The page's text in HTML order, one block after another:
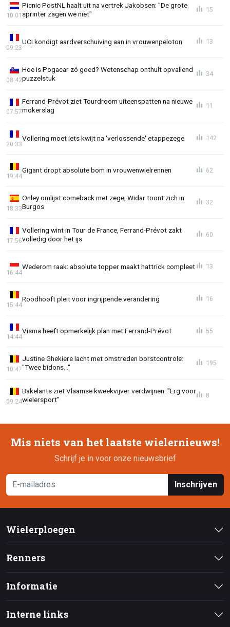
Picnic PostNL haalt uit na vertrek Jakobsen: "De grote
sprinter zagen we niet"
10:01
15
UCI kondigt aardverschuiving aan in vrouwenpeloton
09:23
13
Hoe is Pogacar zó goed? Wetenschap onthult opvallend
puzzelstuk
08:42
34
Ferrand-Prévot ziet Tourdroom uiteenspatten na nieuwe
mokerslag
07:57
11
Vollering moet iets kwijt na 'verlossende' etappezege
20:33
142
Gigant dropt absolute bom in vrouwenwielrennen
19:44
62
Onley omlijst comeback met zege, Widar toont zich in
Burgos
18:33
32
Vollering wint in Tour de France, Ferrand-Prévot zakt
volledig door het ijs
17:56
60
Wederom raak: absolute topper maakt hattrick compleet
16:44
13
Roodhooft pleit voor ingrijpende verandering
15:44
16
Visma heeft opmerkelijk plan met Ferrand-Prévot
14:44
55
Justine Ghekiere lacht met omstreden borstcontrole:
"Twee bidons..."
10:47
195
Bakelants ziet Vlaamse kweekvijver verdwijnen: "Erg voor
wielersport"
09:24
8
Mis niets van het laatste wielernieuws!
Schrijf je in voor onze nieuwsbrief
Inschrijven
Wielerploegen
Renners
Informatie
Interne links